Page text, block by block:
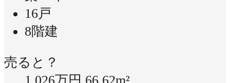
16戸
8階建
売ると？